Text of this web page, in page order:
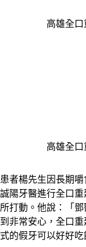
高雄全
高雄全
患者楊先生因長期
誠陽牙醫進行全口
所打動。他說：「
到非常安心，全口
式的假牙可以好好吃